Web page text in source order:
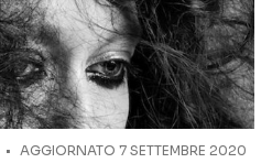
AGGIORNATO 7 SETTEMBRE 2020